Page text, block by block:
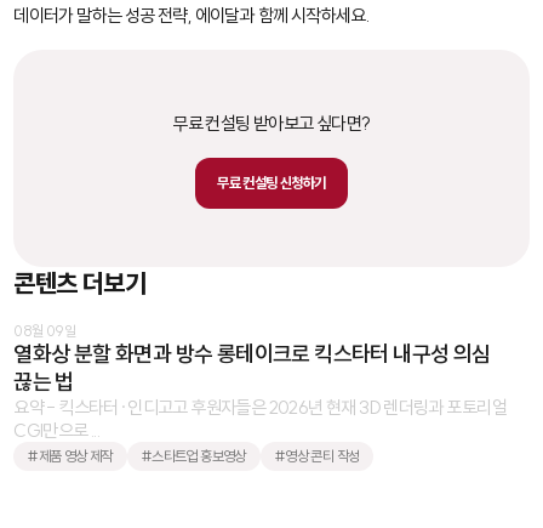
데이터가 말하는 성공 전략, 에이달과 함께 시작하세요.
무료 컨설팅 받아보고 싶다면?
무료 컨설팅 신청하기
콘텐츠 더보기
08월 09일
열화상 분할 화면과 방수 롱테이크로 킥스타터 내구성 의심
끊는 법
요약 - 킥스타터·인디고고 후원자들은 2026년 현재 3D 렌더링과 포토리얼
CGI만으로 ...
#제품 영상 제작 #스타트업 홍보영상 #영상 콘티 작성